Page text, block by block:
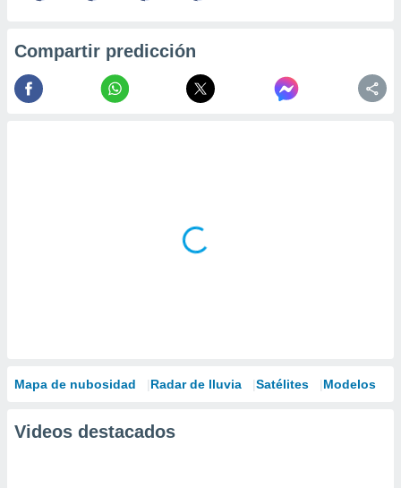
Compartir predicción
Mapa de nubosidad Radar de lluvia Satélites Modelos
Videos destacados